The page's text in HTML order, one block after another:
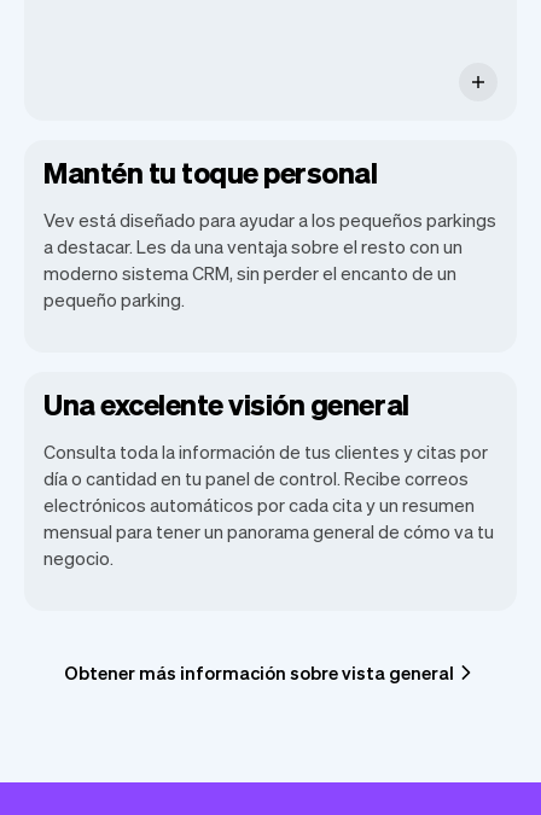
Mantén tu toque personal
Vev está diseñado para ayudar a los pequeños parkings
a destacar. Les da una ventaja sobre el resto con un
moderno sistema CRM, sin perder el encanto de un
pequeño parking.
Una excelente visión general
Consulta toda la información de tus clientes y citas por
día o cantidad en tu panel de control. Recibe correos
electrónicos automáticos por cada cita y un resumen
mensual para tener un panorama general de cómo va tu
negocio.
Obtener más información sobre vista general